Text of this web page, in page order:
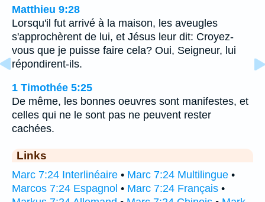
Matthieu 9:28
Lorsqu'il fut arrivé à la maison, les aveugles
s'approchèrent de lui, et Jésus leur dit: Croyez-
vous que je puisse faire cela? Oui, Seigneur, lui
répondirent-ils.
1 Timothée 5:25
De même, les bonnes oeuvres sont manifestes, et
celles qui ne le sont pas ne peuvent rester
cachées.
Links
Marc 7:24 Interlinéaire • Marc 7:24 Multilingue •
Marcos 7:24 Espagnol • Marc 7:24 Français •